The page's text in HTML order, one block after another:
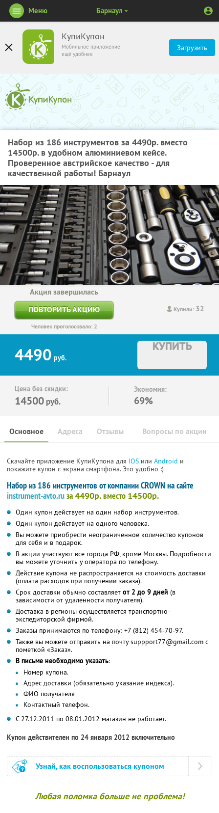
КупиКупон
Мобильное приложение
ещё удобнее
Загрузить
Меню Барнаул
Набор из 186 инструментов за 4490р. вместо
14500р. в удобном алюминиевом кейсе.
Проверенное австрийское качество - для
качественной работы! Барнаул
Купили: 32
Акция завершилась
ПОВТОРИТЬ АКЦИЮ
Человек проголосовало: 2
4490 руб.
КУПИТЬ
Цена без скидки:
14500 руб.
Экономия:
69%
Основное Отзывы Вопросы по акции
Адреса
Скачайте приложение КупиКупона для IOS или Android и
покажите купон с экрана смартфона. Это удобно :)
Набор из 186 инструментов от компании CROWN на сайте
instrument-avto.ruза4490р.вместо14500р.
Один купон действует на один набор инструментов.
Один купон действует на одного человека.
Вы можете приобрести неограниченное количество купонов
для себя и в подарок.
В акции участвуют все города РФ, кроме Москвы. Подробности
вы можете уточнить у оператора по телефону.
Действие купона не распространяется на стоимость доставки
(оплата расходов при получении заказа).
Срок доставки обычно составляет от 2 до 9 дней (в
зависимости от удаленности получателя).
Доставка в регионы осуществляется транспортно-
экспедиторской фирмой.
Заказы принимаются по телефону: +7 (812) 454-70-97.
Также вы можете отправить на почту suppport77@gmail.com с
пометкой «Заказ».
В письме необходимо указать:
Номер купона.
Адрес доставки (обязательно указание индекса).
ФИО получателя
Контактный телефон.
С 27.12.2011 по 08.01.2012 магазин не работает.
Купон действителен по 24 января 2012 включительно
Узнай, как воспользоваться купоном
Любая поломка больше не проблема!